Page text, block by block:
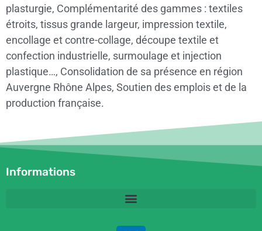
plasturgie, Complémentarité des gammes : textiles
étroits, tissus grande largeur, impression textile,
encollage et contre-collage, découpe textile et
confection industrielle, surmoulage et injection
plastique…, Consolidation de sa présence en région
Auvergne Rhône Alpes, Soutien des emplois et de la
production française.
Informations